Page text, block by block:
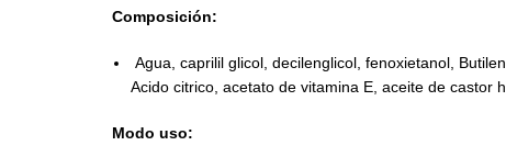
Composición:
Agua, caprilil glicol, decilenglicol, fenoxietanol,
Acido citrico, acetato de vitamina E, aceite de castor
Modo uso: